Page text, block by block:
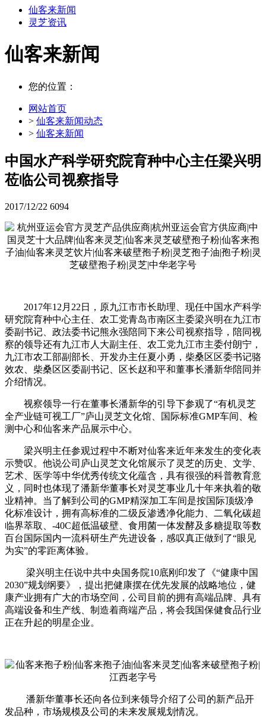
仙客来新闻
灵芝资讯
仙客来新闻
您的位置：
网站首页
> 仙客来新闻动态
> 仙客来新闻
中国水产科学研究院育种中心主任梁兴明
莅临公司视察指导
2017/12/22 6094
2017年12月22日，原九江市市长助理、现任中国水产科学
研究院育种中心主任、农工党青岛市南区主委梁兴明在九江市
委副书记、政法委书记熊永强陪同下来公司视察指导，陪同视
察的领导还有九江市人大副主任、农工党九江市主委付朗宁，
九江市农工部副部长、开发办主任夏小勇，柴桑区区委书记骆
效农、柴桑区区委副书记、区长赵和平和董事长潘新华陪同并
介绍情况。
视察领导一行在董事长潘新华的引导下参观了“有机灵芝
全产业链可视工厂”庐山灵芝文化馆、国际标准GMP车间、检
测中心和仙客来产品展示中心。
梁兴明主任参观过程中不断对仙客来近年来发生的变化表
示赞叹。他说公司庐山灵芝文化馆展示了灵芝的历史、文学、
艺术、医学等中华优秀传统文化蕴含，具有很强的科普教育意
义，同时也体现了潘新华董事长对灵芝事业几十年来执着的敬
业精神。当了解到公司的GMP精深加工车间是按国际顶级净
化标准设计，拥有高标准的二级反渗透净化能力、二氧化碳超
临界萃取、-40C超低温破壁、食用菌一体发酵及多糖提取等数
百台国际国内一流科研生产先进设备，感叹真正做到了“眼见
为实”的零距离体验。
梁兴明主任说中共中央国务院10底刚印发了《“健康中国
2030”规划纲要》，提出把健康摆在优先发展的战略地位，健
康产业拥有广大的市场空间，公司目前的拥有高端品牌、具有
高端设备和生产线、制造着商端产品，将会我国保健食品行业
正在升起的明星企业。
潘新华董事长还向各位到来领导介绍了公司的新产品开
发品种，市场规模及公司的未来发展规划情况。